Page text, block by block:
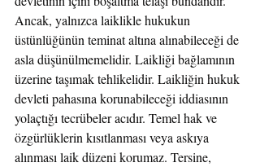
Ancak, yalnızca laiklikle hukukun
üstünlüğünün teminat altına alınabileceği de
asla düşünülmemelidir. Laikliği bağlamının
üzerine taşımak tehlikelidir. Laikliğin hukuk
devleti pahasına korunabileceği iddiasının
yolaçtığı tecrübeler acıdır. Temel hak ve
özgürlüklerin kısıtlanması veya askıya
alınması laik düzeni korumaz. Tersine,